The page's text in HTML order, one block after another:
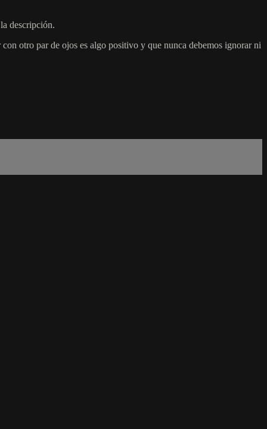
descripción.
otro par de ojos es algo positivo y que nunca debemos ignorar ni